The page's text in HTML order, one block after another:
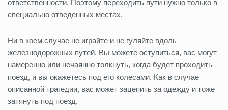
ответственности. Поэтому переходить пути нужно только в
специально отведенных местах.
Ни в коем случае не играйте и не гуляйте вдоль
железнодорожных путей. Вы можете оступиться, вас могут
намеренно или нечаянно толкнуть, когда будет проходить
поезд, и вы окажетесь под его колесами. Как в случае
описанной трагедии, вас может зацепить за одежду и тоже
затянуть под поезд.